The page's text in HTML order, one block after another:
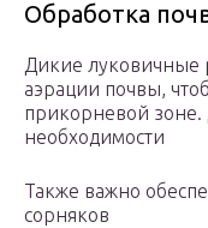
Обработка
Дикие луковичные
аэрации почвы,
прикорневой зоне.
необходимости
Также важно
сорняков